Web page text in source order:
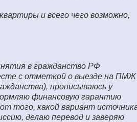
и всего чего возможно,
в гражданство РФ
с отметкой о выезде на ПМЖ
прописываюсь у
финансовую гарантию
того, какой вариант
делаю перевод и заверяю